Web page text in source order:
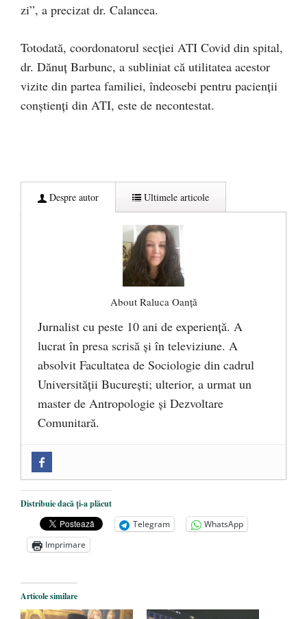
zi”, a precizat dr. Calancea.
Totodată, coordonatorul secției ATI Covid din spital,
dr. Dănuț Barbunc, a subliniat că utilitatea acestor
vizite din partea familiei, îndeosebi pentru pacienții
conștienți din ATI, este de necontestat.
Despre autor Ultimele articole
About Raluca Oanță
Jurnalist cu peste 10 ani de experiență. A
lucrat în presa scrisă și în televiziune. A
absolvit Facultatea de Sociologie din cadrul
Universității București; ulterior, a urmat un
master de Antropologie și Dezvoltare
Comunitară.
Nicolae Steinhardt, comemorat la 102 ani
de la naștere
- 29 iulie 2024
„Carnea cultivată” în laborator, tot mai
comercializare în UE
Părintele mărturisitor Constantin
Distribuie dacă ți-a plăcut
Telegram
WhatsApp
Imprimare
Articole similare